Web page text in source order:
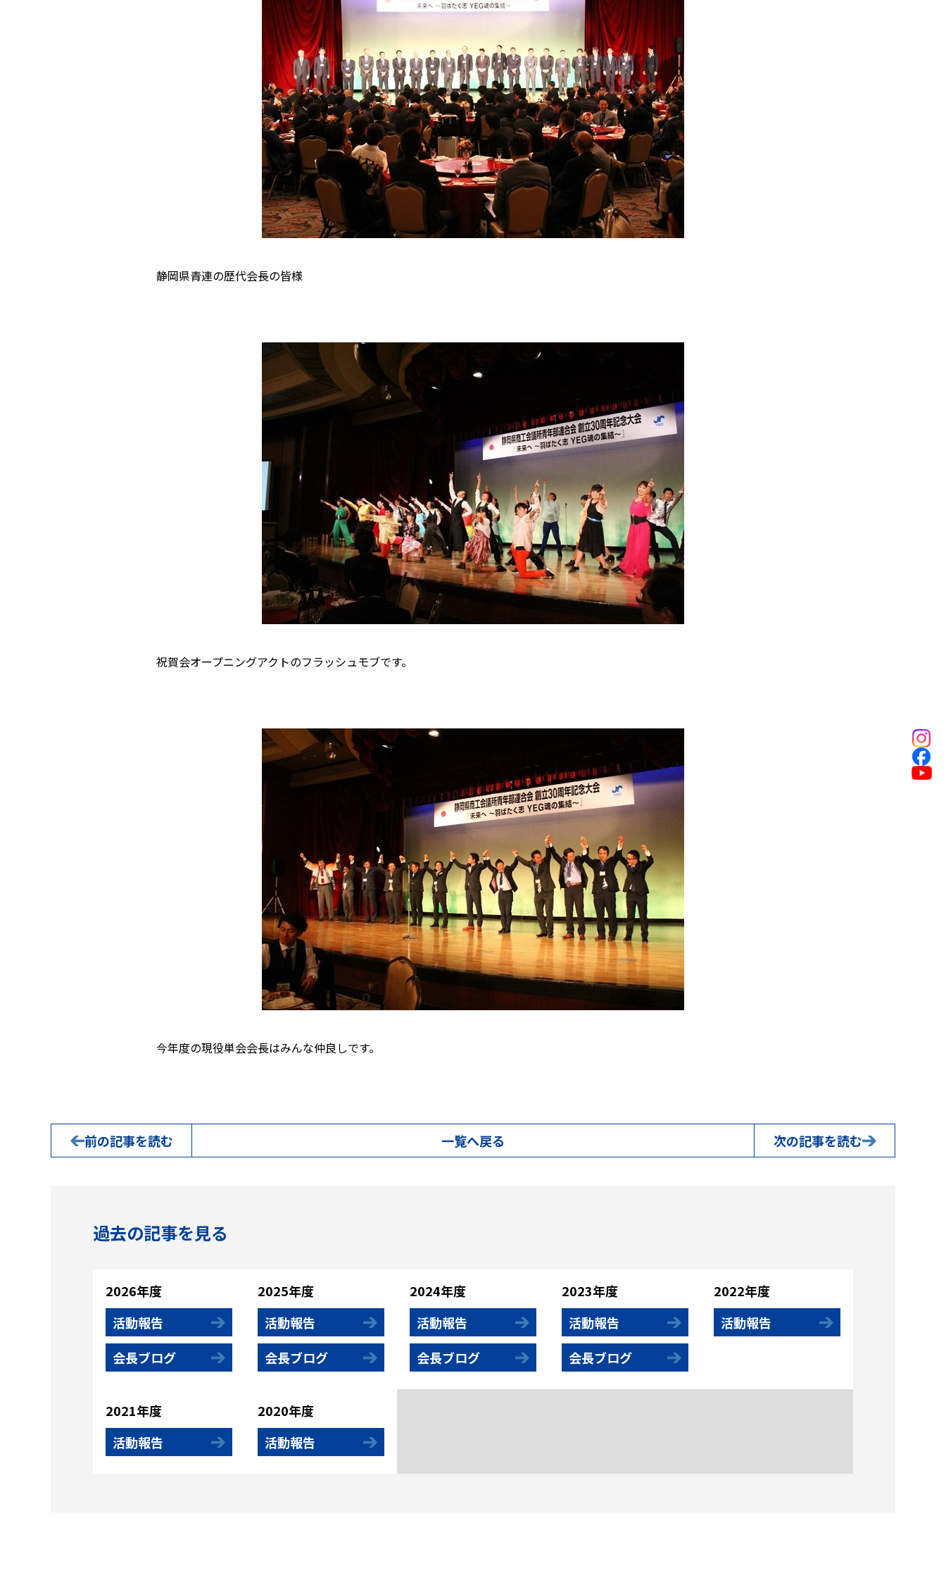
静岡県青連の歴代会長の皆様
祝賀会オープニングアクトのフラッシュモブです。
今年度の現役単会会長はみんな仲良しです。
前の記事を読む 一覧へ戻る 次の記事を読む
過去の記事を見る
2026年度
活動報告
会長ブログ
2025年度
活動報告
会長ブログ
2024年度
活動報告
会長ブログ
2023年度
活動報告
会長ブログ
2022年度
活動報告
2021年度
活動報告
2020年度
活動報告